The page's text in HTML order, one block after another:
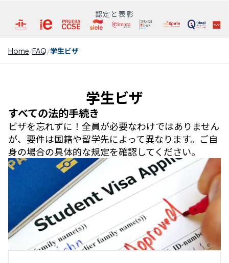
認定と表彰
Home FAQ 学生ビザ
学生ビザ
すべての法的手続き
ビザを忘れずに！全員が必要なわけではありません
が、要件は国籍や留学先によって異なります。ご自
身の場合の具体的な規定を確認してください。